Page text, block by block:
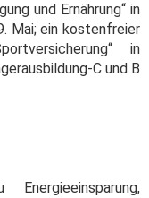
und Ernährung“ in
Mai; ein kostenfreier
in
C und B